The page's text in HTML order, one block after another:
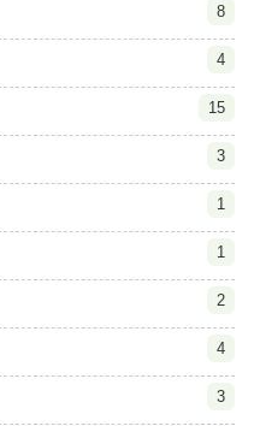
8
4
15
3
1
1
2
4
3